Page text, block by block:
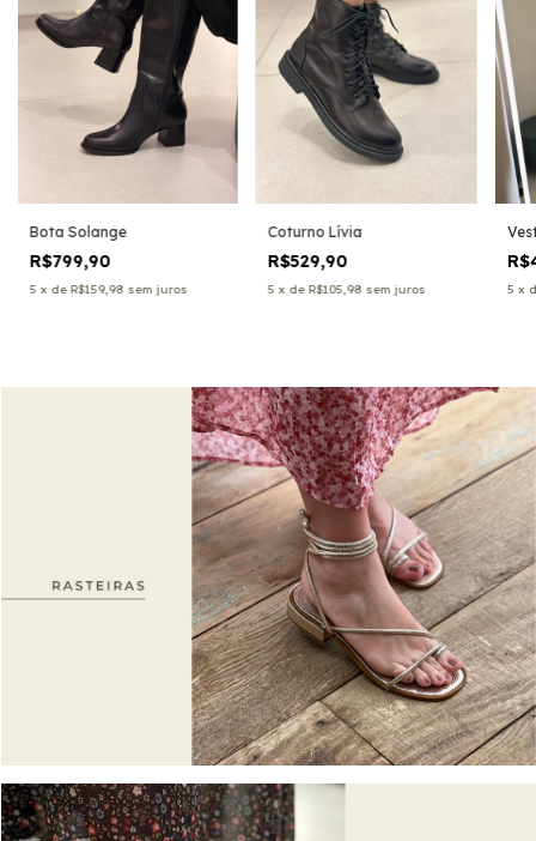
Bota Solange
R$799,90
5 x de R$159,98 sem juros
Coturno Lívia
R$529,90
5 xdeR$105,98 sem juros 5 x